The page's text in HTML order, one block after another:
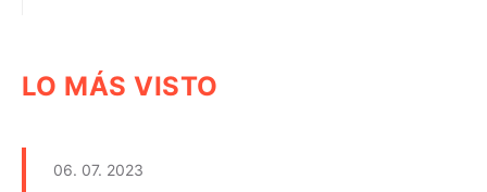
LO MÁS VISTO
06. 07. 2023